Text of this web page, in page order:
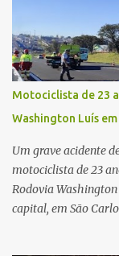
ser realizados.
PDF simulando
Na sequência,
link, orientando a
concluir a suposta
procedimento, a
horas. Sem
novamente contato
resposta. Na
Motociclista de 23
Washington Luís
Um grave acidente
motociclista de 23
Rodovia
capital, em São